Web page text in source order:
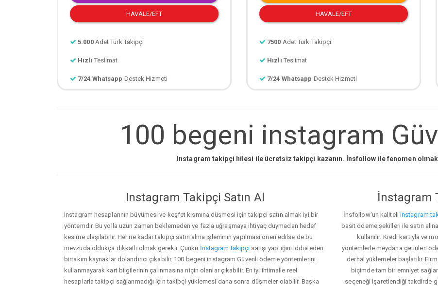
HAVALE/EFT
5.000 Adet Türk Takipçi
Hızlı Teslimat
7/24 Whatsapp Destek Hizmeti
HAVALE/EFT
7500 Adet Türk Takipçi
Hızlı Teslimat
7/24 Whatsapp Destek Hizmeti
100 begeni instagram
Instagram takipçi hilesi ile ücretsiz takipçi kazanın. İnsfollow ile fenomen
Instagram Takipçi Satın Al
Instagram hesaplarının büyümesi ve keşfet kısmına düşmesi için takipçi satın almak iyi bir
yöntemdir. Bu yolla uzun zaman beklemeden ve fazla uğraşmaya ihtiyaç duymadan hedef
kesime ulaşılabilir. Her ne kadar takipçi satın alma işleminin yapılması öneri edilse de bu
mevzuda oldukça dikkatli olmak gerekir. Çünkü İnstagram takipçi satışı yaptığını iddia eden
birtakım kaynaklar dolandırıcı çıkabilir. 100 begeni instagram Güvenli ödeme yöntemlerini
kullanmayarak kart bilgilerinin çalınmasına niçin olanlar çıkabilir. En iyi ihtimalle reel
hesaplarla takipçi sağlanmadığı için takipçi yüklemesi daha sonra düşmeler olabilir. Başka
İnstagram
İnsfollow'un kaliteli instagram
basit ödeme şekilleri ile satın
kullanılır. Kredi kartıyla ve
yöntemlerle meydana getirilen
derhal yüklemeler başlatılır.
biçimde tam bir emniyet
seçeneği işaretlendiği takdirde